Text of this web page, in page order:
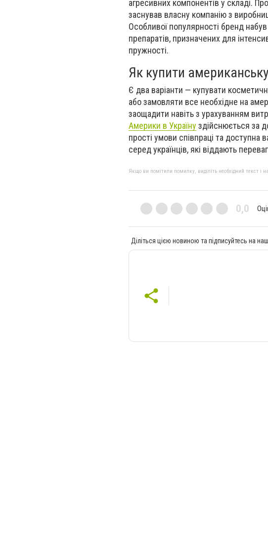
агресивних компонентів у складі.
заснував власну компанію з
Особливої ​​популярності бренд набув
препаратів, призначених для
пружності.
Як купити
Є два варіанти — купувати
або замовляти все необхідне на
заощадити навіть з урахуванням
Америки в Україну здійснюється за
прості умови співпраці та
серед українців, які віддають
Якщо ви помітили помилку, виділіть необхідний текст і
0,0
Діліться цією новиною та підписуйтесь на